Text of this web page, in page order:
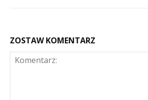
ZOSTAW KOMENTARZ